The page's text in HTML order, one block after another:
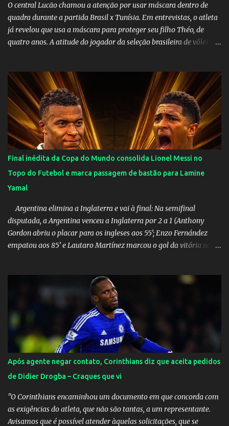
O central Lucão chamou a atenção por usar máscara dentro de
quadra durante a partida Brasil x Tunísia. Em entrevistas, o atleta
já revelou que usa a máscara para proteger seu filho Théo, de
quatro anos. A atitude do jogador da seleção brasileira de vôlei foi
China por 5 a 0 na estreia brasileira nas olimpíadas de Tóquio.
Marta marcou duas vezes, Debinha, Andressa Alves e Bia
Zaneratto foram autoras dos gols. Juliette, embaixadora
‎@Globoplay mandou um xero para as meninas e falou do seu
orgulho.
Final inédita da Copa do Mundo consolida Lionel Messi no
Topo do Futebol e marca passagem de bastão para Lamine
Yamal
Argentina elimina a Inglaterra e vai à final: Na semifinal
disputada, a Argentina venceu a Inglaterra por 2 a 1 (Anthony
Gordon abriu o placar para os ingleses aos 55’; Enzo Fernández
empatou aos 85’ e Lautaro Martínez marcou o gol da vitória nos
Inglaterra durante o jogo.
Após agente negar contato, Corinthians diz que aceita pedidos
de Didier Drogba – Craques que vi
"O Corinthians encaminhou um documento em que concorda com
as exigências do atleta, que não são tantas, a um representante.
Avisamos que é possível atender àquelas solicitações, que se